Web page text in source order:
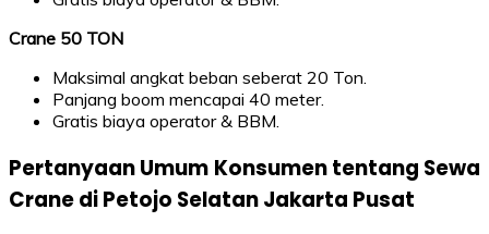
Crane 50 TON
Maksimal angkat beban seberat 20 Ton.
Panjang boom mencapai 40 meter.
Gratis biaya operator & BBM.
Pertanyaan Umum Konsumen tentang Sewa
Crane di Petojo Selatan Jakarta Pusat